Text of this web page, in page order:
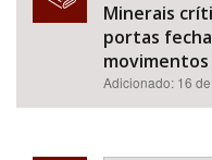
Minerais
portas
movimentos
Adicionado: 16